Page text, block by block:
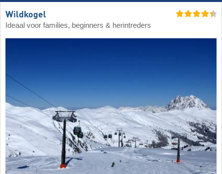
Wildkogel
Ideaal voor families, beginners & herintreders